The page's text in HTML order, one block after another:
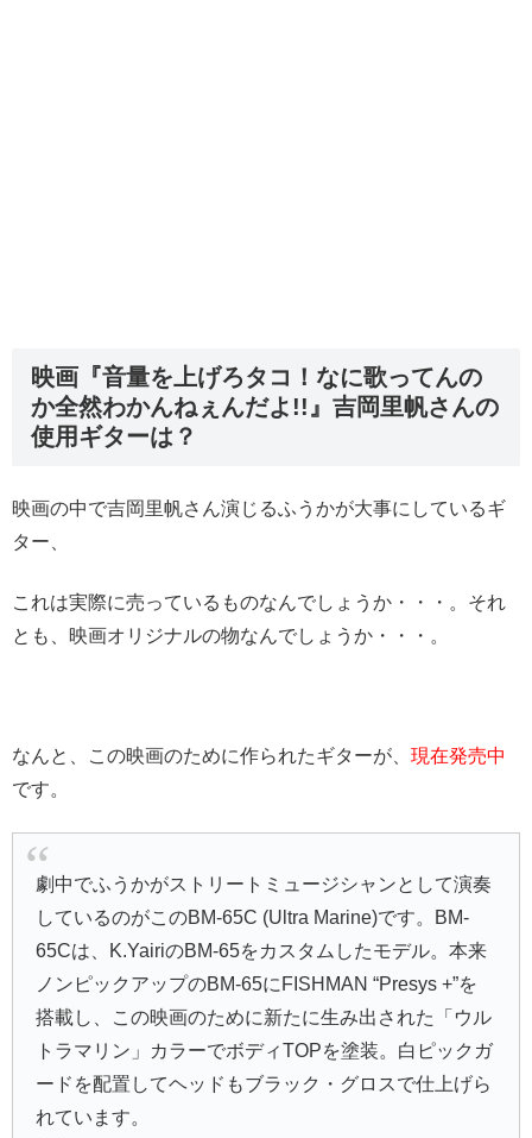
映画『音量を上げろタコ！なに歌ってんの
か全然わかんねぇんだよ!!』吉岡里帆さんの
使用ギターは？
映画の中で吉岡里帆さん演じるふうかが大事にしているギ
ター、
これは実際に売っているものなんでしょうか・・・。それ
とも、映画オリジナルの物なんでしょうか・・・。
なんと、この映画のために作られたギターが、 現在発売中
です。
劇中でふうかがストリートミュージシャンとして演奏
しているのがこのBM-65C (Ultra Marine)です。BM-
65Cは、K.YairiのBM-65をカスタムしたモデル。本来
ノンピックアップのBM-65にFISHMAN “Presys +”を
搭載し、この映画のために新たに生み出された「ウル
トラマリン」カラーでボディTOPを塗装。白ピックガ
ードを配置してヘッドもブラック・グロスで仕上げら
れています。